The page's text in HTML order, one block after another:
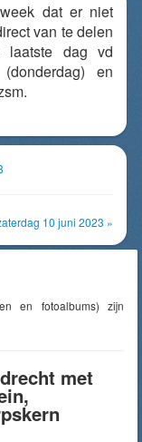
dat er niet
van te delen
dag vd
en
10 juni 2023 »
en fotoalbums) zijn
met